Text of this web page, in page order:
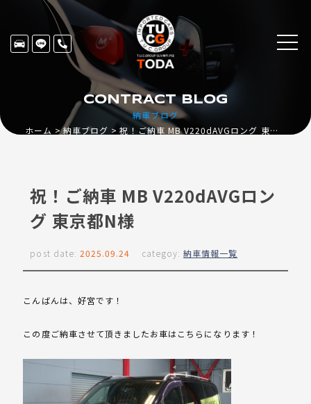
納車ブログ
CONTRACT BLOG
ホーム 納車ブログ 祝！ご納車 MB V220dAVGロング 東京都N様
祝！ご納車 MB V220dAVGロン
グ 東京都N様
post date: 2025.09.24 categoy: 納車情報一覧
こんばんは、好宮です！
この度ご納車させて頂きましたお車はこちらになります！